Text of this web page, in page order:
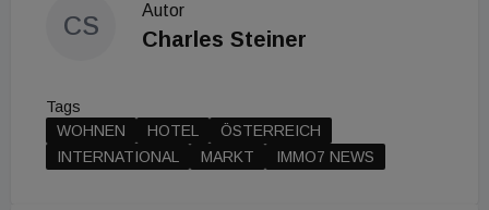
CS
Autor
Charles Steiner
Tags
WOHNEN
HOTEL
ÖSTERREICH
INTERNATIONAL
MARKT IMMO7 NEWS